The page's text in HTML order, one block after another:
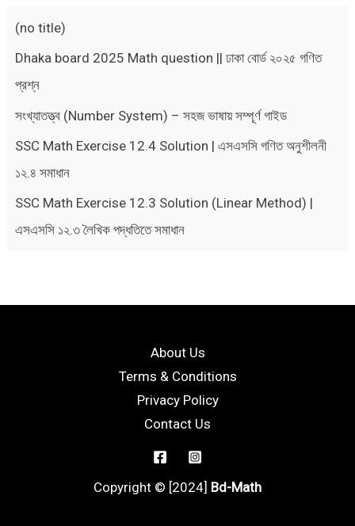
(no title)
Dhaka board 2025 Math question || ঢাকা বোর্ড ২০২৫ গণিত
প্রশ্ন
সংখ্যাতত্ত্ব (Number System) – সহজ ভাষায় সম্পূর্ণ গাইড
SSC Math Exercise 12.4 Solution | এসএসসি গণিত অনুশীলনী
১২.৪ সমাধান
SSC Math Exercise 12.3 Solution (Linear Method) |
এসএসসি ১২.৩ লৈখিক পদ্ধতিতে সমাধান
About Us
Terms & Conditions
Privacy Policy
Contact Us
Copyright © [2024] Bd-Math